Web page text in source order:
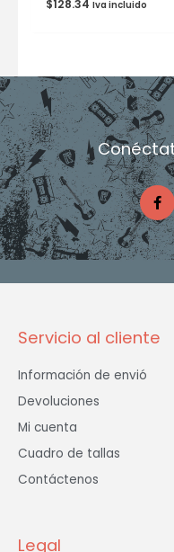
$128.34 Iva incluido
F
a
c
e
b
o
o
Servicio al cliente
Información de envió
Devoluciones
Mi cuenta
Cuadro de tallas
Contáctenos
Legal